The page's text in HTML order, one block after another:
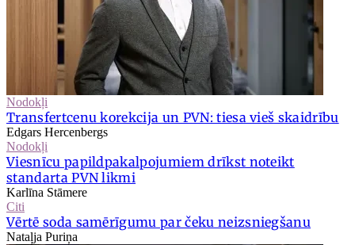
Nodokļi
Transfertcenu korekcija un PVN: tiesa vieš skaidrību
Edgars Hercenbergs
Nodokļi
Viesnīcu papildpakalpojumiem drīkst noteikt
standarta PVN likmi
Karlīna Stāmere
Citi
Vērtē soda samērīgumu par čeku neizsniegšanu
Nataļja Puriņa